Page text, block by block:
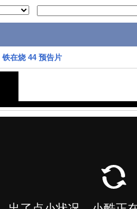
铁在烧 44 预告片